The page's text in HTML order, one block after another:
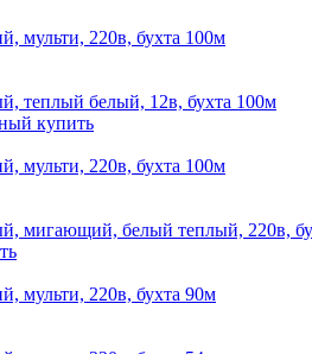
мульти, 220в, бухта 100м
теплый белый, 12в, бухта 100м
мульти, 220в, бухта 100м
мигающий, белый теплый, 220в,
мульти, 220в, бухта 90м